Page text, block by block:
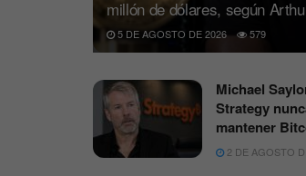
millón de dólares, según
5 DE AGOSTO DE 2026 579
Michael
Strategy
mantener
2 DE AGOSTO